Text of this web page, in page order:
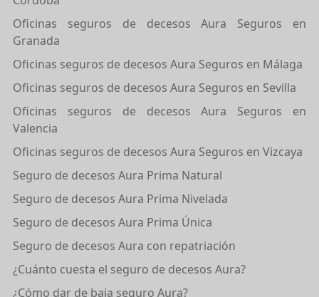
Oficinas seguros de decesos Aura Seguros en
Granada
Oficinas seguros de decesos Aura Seguros en Málaga
Oficinas seguros de decesos Aura Seguros en Sevilla
Oficinas seguros de decesos Aura Seguros en
Valencia
Oficinas seguros de decesos Aura Seguros en Vizcaya
Seguro de decesos Aura Prima Natural
Seguro de decesos Aura Prima Nivelada
Seguro de decesos Aura Prima Única
Seguro de decesos Aura con repatriación
¿Cuánto cuesta el seguro de decesos Aura?
¿Cómo dar de baja seguro Aura?